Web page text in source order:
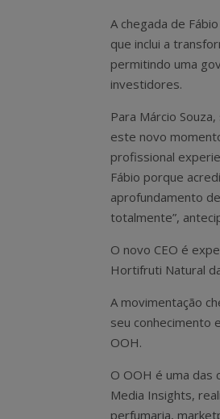
A chegada de
que inclui a
permitindo uma
investidores.
Para Márcio
este novo
profissional
Fábio porque
aprofundamento
totalmente”,
O novo CEO é
Hortifruti Natural
A movimentação
seu conhecimento
OOH.
O OOH é uma das
Media Insights,
perfumaria,